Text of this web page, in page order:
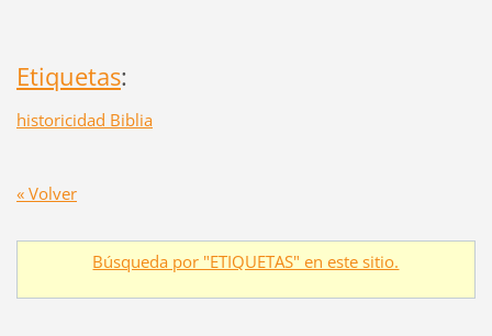
Etiquetas:
historicidad Biblia
« Volver
Búsqueda por "ETIQUETAS" en este sitio.